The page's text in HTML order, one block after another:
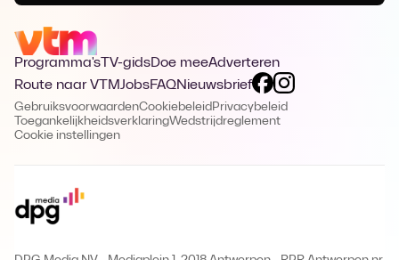
Programma's TV-gidsDoe meeAdverteren
Route naar VTMJobsFAQNieuwsbrief
GebruiksvoorwaardenCookiebeleid Privacybeleid
ToegankelijkheidsverklaringWedstrijdreglement
Cookie instellingen